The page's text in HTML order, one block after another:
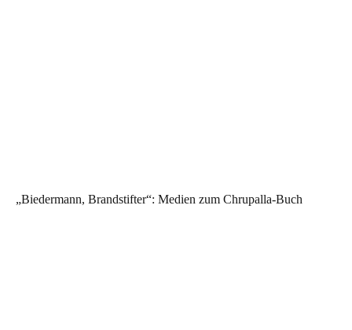
„Biedermann, Brandstifter“: Medien zum Chrupalla-Buch